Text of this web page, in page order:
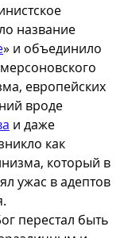
название
» и объединило
европейских
вроде
и даже
как
который в
ужас в адептов
перестал быть